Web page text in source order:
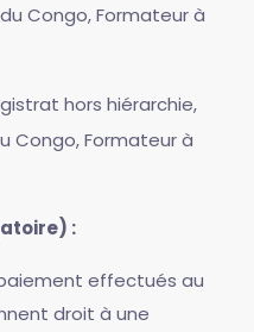
Congo, Formateur à
hors hiérarchie,
Congo, Formateur à
:
effectués au
droit à une